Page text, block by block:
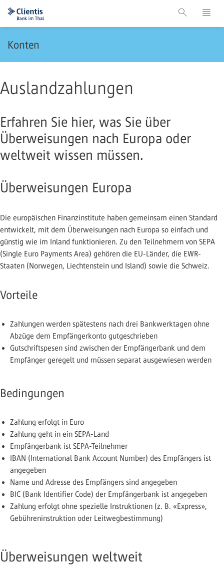
Konten
Auslandzahlungen
Erfahren Sie hier, was Sie über
Überweisungen nach Europa oder
weltweit wissen müssen.
Überweisungen Europa
Die europäischen Finanzinstitute haben gemeinsam einen Standard
entwickelt, mit dem Überweisungen nach Europa so einfach und
günstig wie im Inland funktionieren. Zu den Teilnehmern von SEPA
(Single Euro Payments Area) gehören die EU-Länder, die EWR-
Staaten (Norwegen, Liechtenstein und Island) sowie die Schweiz.
Vorteile
Zahlungen werden spätestens nach drei Bankwerktagen ohne
Abzüge dem Empfängerkonto gutgeschrieben
Gutschriftspesen sind zwischen der Empfängerbank und dem
Empfänger geregelt und müssen separat ausgewiesen werden
Bedingungen
Zahlung erfolgt in Euro
Zahlung geht in ein SEPA-Land
Empfängerbank ist SEPA-Teilnehmer
IBAN (International Bank Account Number) des Empfängers ist
angegeben
Name und Adresse des Empfängers sind angegeben
BIC (Bank Identifier Code) der Empfängerbank ist angegeben
Zahlung erfolgt ohne spezielle Instruktionen (z. B. «Express»,
Gebühreninstruktion oder Leitwegbestimmung)
Überweisungen weltweit